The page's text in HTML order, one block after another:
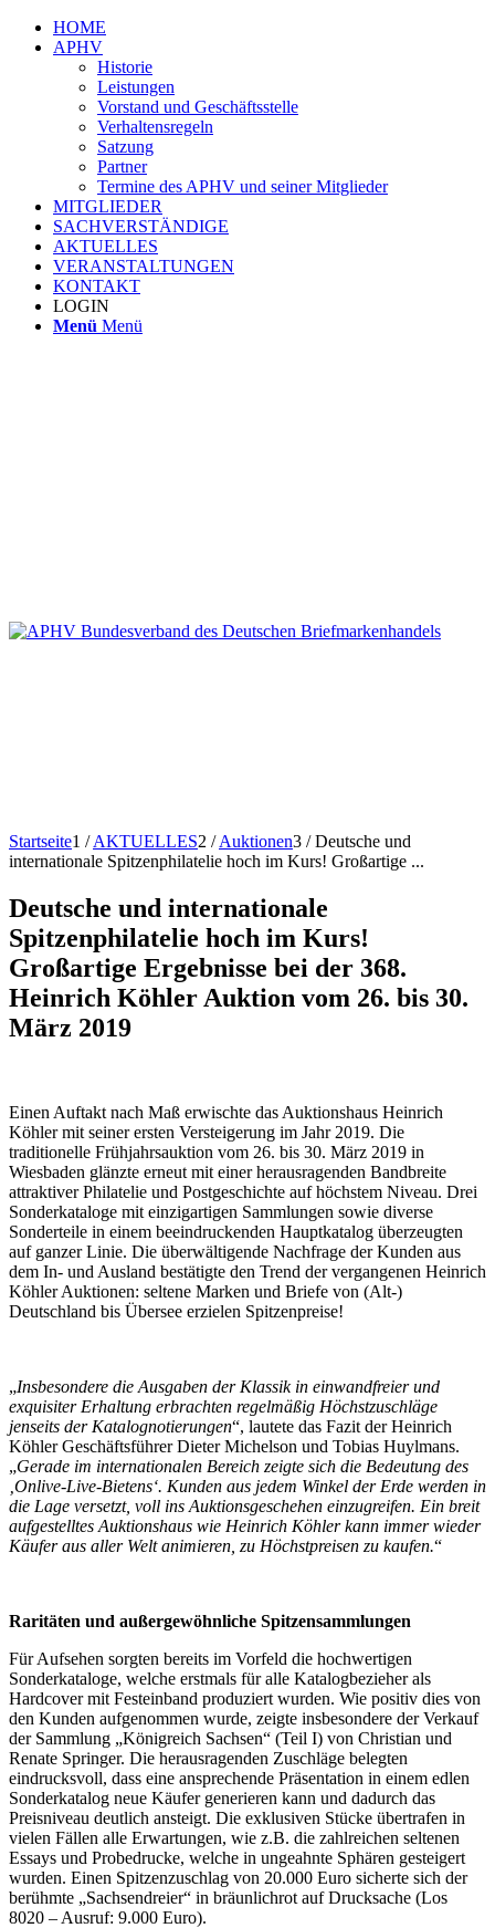
HOME
APHV
Historie
Leistungen
Vorstand und Geschäftsstelle
Verhaltensregeln
Satzung
Partner
Termine des APHV und seiner Mitglieder
MITGLIEDER
SACHVERSTÄNDIGE
AKTUELLES
VERANSTALTUNGEN
KONTAKT
LOGIN
Menü Menü
Startseite1 / AKTUELLES2 / Auktionen3 / Deutsche und
internationale Spitzenphilatelie hoch im Kurs! Großartige ...
Deutsche und internationale
Spitzenphilatelie hoch im Kurs!
Großartige Ergebnisse bei der 368.
Heinrich Köhler Auktion vom 26. bis 30.
März 2019
Einen Auftakt nach Maß erwischte das Auktionshaus Heinrich
Köhler mit seiner ersten Versteigerung im Jahr 2019. Die
traditionelle Frühjahrsauktion vom 26. bis 30. März 2019 in
Wiesbaden glänzte erneut mit einer herausragenden Bandbreite
attraktiver Philatelie und Postgeschichte auf höchstem Niveau. Drei
Sonderkataloge mit einzigartigen Sammlungen sowie diverse
Sonderteile in einem beeindruckenden Hauptkatalog überzeugten
auf ganzer Linie. Die überwältigende Nachfrage der Kunden aus
dem In- und Ausland bestätigte den Trend der vergangenen Heinrich
Köhler Auktionen: seltene Marken und Briefe von (Alt-)
Deutschland bis Übersee erzielen Spitzenpreise!
„Insbesondere die Ausgaben der Klassik in einwandfreier und
exquisiter Erhaltung erbrachten regelmäßig Höchstzuschläge
jenseits der Katalognotierungen“, lautete das Fazit der Heinrich
Köhler Geschäftsführer Dieter Michelson und Tobias Huylmans.
„Gerade im internationalen Bereich zeigte sich die Bedeutung des
‚Onlive-Live-Bietens‘. Kunden aus jedem Winkel der Erde werden in
die Lage versetzt, voll ins Auktionsgeschehen einzugreifen. Ein breit
aufgestelltes Auktionshaus wie Heinrich Köhler kann immer wieder
Käufer aus aller Welt animieren, zu Höchstpreisen zu kaufen.“
Raritäten und außergewöhnliche Spitzensammlungen
Für Aufsehen sorgten bereits im Vorfeld die hochwertigen
Sonderkataloge, welche erstmals für alle Katalogbezieher als
Hardcover mit Festeinband produziert wurden. Wie positiv dies von
den Kunden aufgenommen wurde, zeigte insbesondere der Verkauf
der Sammlung „Königreich Sachsen“ (Teil I) von Christian und
Renate Springer. Die herausragenden Zuschläge belegten
eindrucksvoll, dass eine ansprechende Präsentation in einem edlen
Sonderkatalog neue Käufer generieren kann und dadurch das
Preisniveau deutlich ansteigt. Die exklusiven Stücke übertrafen in
vielen Fällen alle Erwartungen, wie z.B. die zahlreichen seltenen
Essays und Probedrucke, welche in ungeahnte Sphären gesteigert
wurden. Einen Spitzenzuschlag von 20.000 Euro sicherte sich der
berühmte „Sachsendreier“ in bräunlichrot auf Drucksache (Los
8020 – Ausruf: 9.000 Euro).